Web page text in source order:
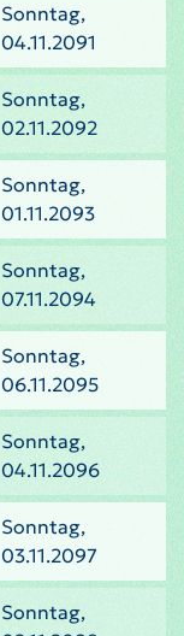
Sonntag,
04.11.2091
Sonntag,
02.11.2092
Sonntag,
01.11.2093
Sonntag,
07.11.2094
Sonntag,
06.11.2095
Sonntag,
04.11.2096
Sonntag,
03.11.2097
Sonntag,